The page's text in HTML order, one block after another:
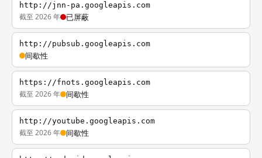
http://jnn-pa.googleapis.com
截至 2026 年 已屏蔽
http://pubsub.googleapis.com
间歇性
https://fnots.googleapis.com
截至 2026 年 间歇性
http://youtube.googleapis.com
截至 2026 年 间歇性